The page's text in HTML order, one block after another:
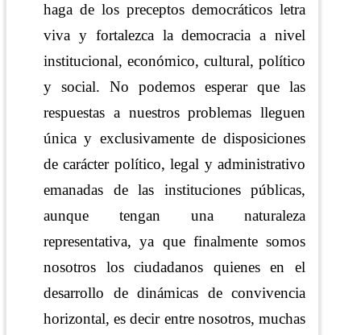
haga de los preceptos democráticos letra
viva y fortalezca la democracia a nivel
institucional, económico, cultural, político
y social. No podemos esperar que las
respuestas a nuestros problemas lleguen
única y exclusivamente de disposiciones
de carácter político, legal y administrativo
emanadas de las instituciones públicas,
aunque tengan una naturaleza
representativa, ya que finalmente somos
nosotros los ciudadanos quienes en el
desarrollo de dinámicas de convivencia
horizontal, es decir entre nosotros, muchas